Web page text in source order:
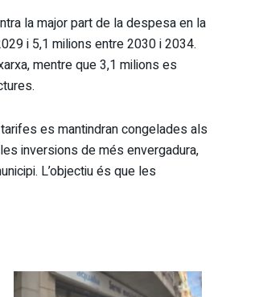
la major part de la despesa en la
i 5,1 milions entre 2030 i 2034.
mentre que 3,1 milions es
es mantindran congelades als
inversions de més envergadura,
L’objectiu és que les